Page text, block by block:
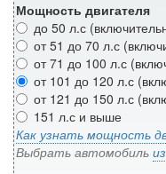
Мощность двигателя
до 50 л.с
от 51 до 70 л.с
от 71 до 100 л.с
от 101 до 120 л.с
от 121 до 150 л.с
151 л.с и выше
Как узнать мощность
Выбрать автомобиль